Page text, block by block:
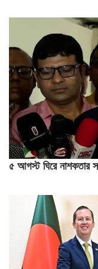
৫ আগস্ট ঘিরে নাশকতার